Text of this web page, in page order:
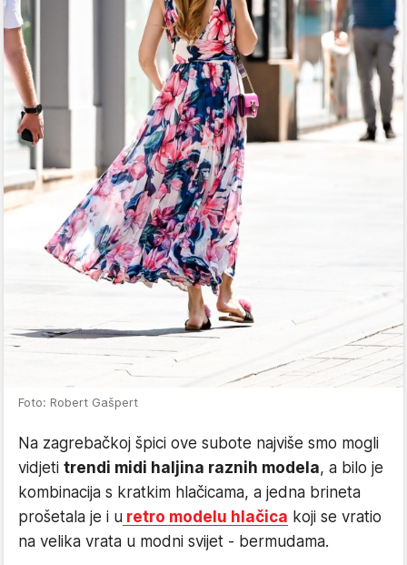
Foto: Robert Gašpert
Na zagrebačkoj špici ove subote najviše smo mogli
vidjeti trendi midi haljina raznih modela, a bilo je
kombinacija s kratkim hlačicama, a jedna brineta
prošetala je i u retro modelu hlačica koji se vratio
na velika vrata u modni svijet - bermudama.